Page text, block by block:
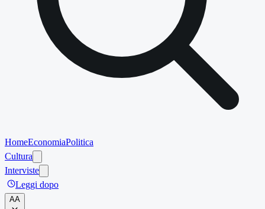
HomeEconomiaPolitica
Cultura
Interviste
Leggi dopo
AA